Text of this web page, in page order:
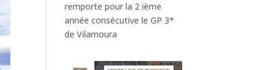
remporte pour la 2 ième
année consécutive le GP 3*
de Vilamoura